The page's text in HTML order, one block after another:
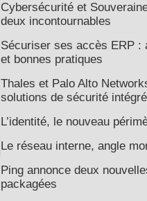
Cybersécurité et
deux incontournables
Sécuriser ses accès ERP :
et bonnes pratiques
Thales et Palo Alto
solutions de sécurité
L’identité, le nouveau
Le réseau interne, angle
Ping annonce deux
packagées